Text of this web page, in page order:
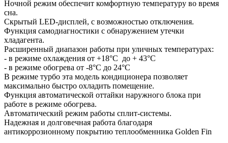
Ночной режим обеспечит комфортную температуру во время
сна.
Скрытый LED-дисплей, с возможностью отключения.
Функция самодиагностики с обнаружением утечки
хладагента.
Расширенный диапазон работы при уличных температурах:
- в режиме охлаждения от +18°С до + 43°С
- в режиме обогрева от -8°С до 24°С
В режиме турбо эта модель кондиционера позволяет
максимально быстро охладить помещение.
Функция автоматической оттайки наружного блока при
работе в режиме обогрева.
Автоматический режим работы сплит-системы.
Надежная и долговечная работа благодаря
антикоррозионному покрытию теплообменника Golden Fin